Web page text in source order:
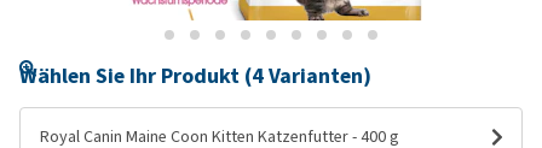
Wählen Sie Ihr Produkt (4 Varianten)
Royal Canin Maine Coon Kitten Katzenfutter - 400 g